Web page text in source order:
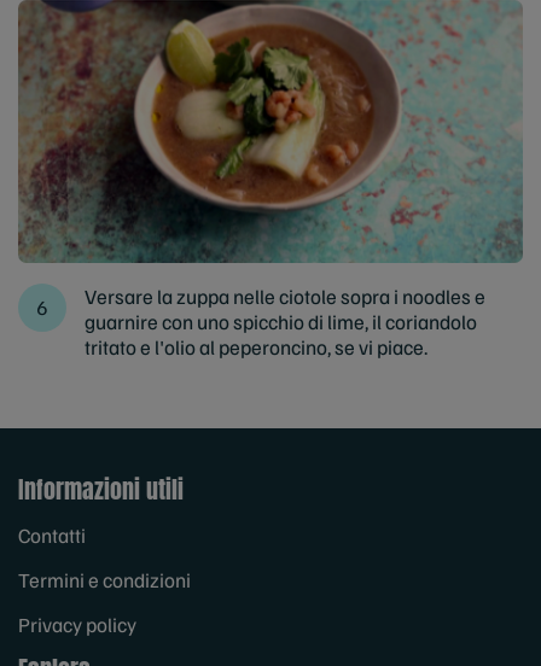
Versare la zuppa nelle ciotole sopra i noodles e
guarnire con uno spicchio di lime, il coriandolo
tritato e l'olio al peperoncino, se vi piace.
Informazioni utili
Contatti
Termini e condizioni
Privacy policy